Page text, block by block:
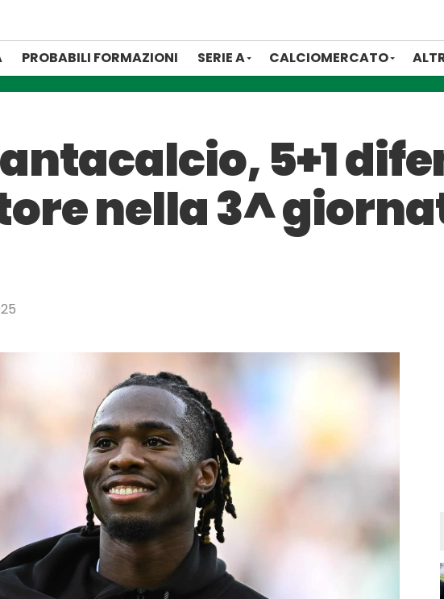
PROBABILI FORMAZIONI SERIE A CALCIOMERCATO
5+1
nella 3^